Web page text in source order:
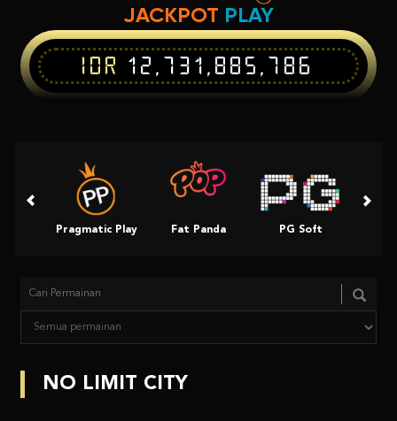
JACKPOT PLAY
IDR 12,731,885,786
Pragmatic Play Fat Panda PG Soft
NO LIMIT CITY